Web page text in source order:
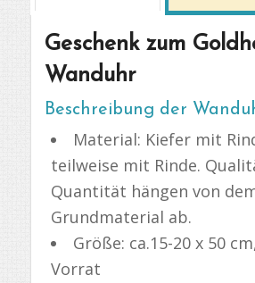
Geschenk zum
Wanduhr
Beschreibung der
Material: Kiefer mit
teilweise mit Rinde.
Quantität hängen von
Grundmaterial ab.
Größe: ca.15-20 x 50
Vorrat